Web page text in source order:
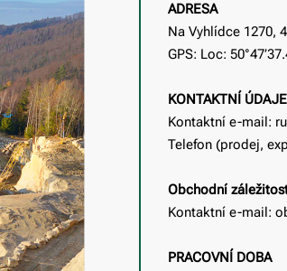
ADRESA
Na Vyhlídce 1270,
GPS: Loc:
KONTAKTNÍ ÚDAJE
Kontaktní e-mail:
Telefon (prodej,
Obchodní
Kontaktní e-mail:
PRACOVNÍ DOBA